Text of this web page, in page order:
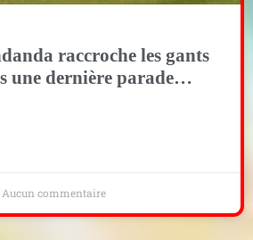
raccroche les gants
une dernière parade…
Aucun commentaire